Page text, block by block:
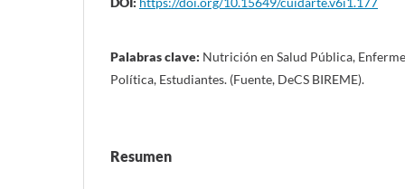
Palabras clave: Nutrición en Salud Pública,
Política, Estudiantes. (Fuente, DeCS BIREME).
Resumen